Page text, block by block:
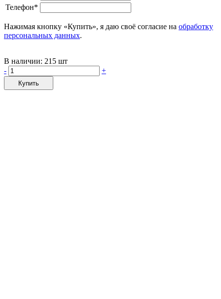
Телефон*
Нажимая кнопку «Купить», я даю своё согласие на обработку
персональных данных.
В наличии: 215 шт
-
+
Купить